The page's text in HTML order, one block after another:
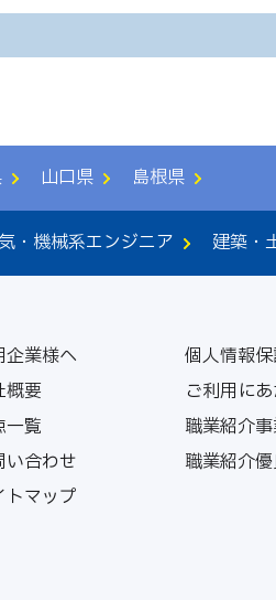
山口県 島根県
・機械系エンジニア 建築・
企業様へ
概要
一覧
い合わせ
トマップ
個人情報
ご利用に
職業紹介
職業紹介